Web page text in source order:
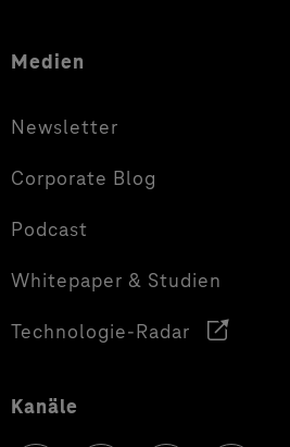
Medien
Newsletter
Corporate Blog
Podcast
Whitepaper & Studien
Technologie-Radar
Kanäle